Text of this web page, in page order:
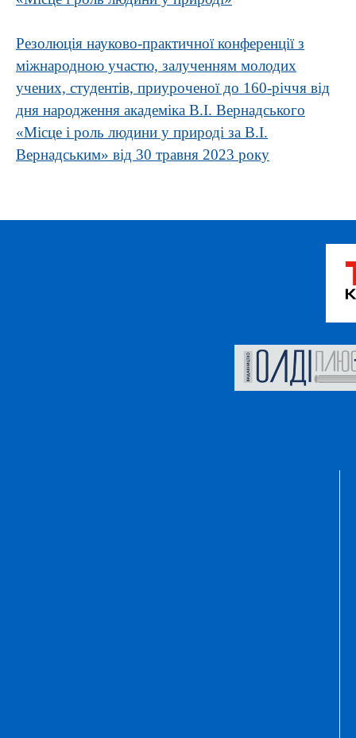
Резолюція науково-практичної конференції з
міжнародною участю, залученням молодих
учених, студентів, приуроченої до 160-річчя від
дня народження академіка В.І. Вернадського
«Місце і роль людини у природі за В.І.
Вернадським» від 30 травня 2023 року